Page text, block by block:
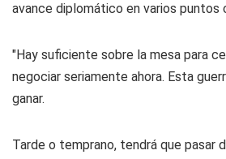
avance diplomático en varios puntos
"Hay suficiente sobre la mesa para
negociar seriamente ahora. Esta
ganar.
Tarde o temprano, tendrá que pasar